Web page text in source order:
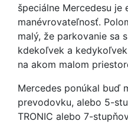
špeciálne Mercedesu je
manévrovateľnosť.
malý, že parkovanie sa
kdekoľvek a
na akom malom
Mercedes ponúkal buď
prevodovku, alebo 5-
TRONIC alebo 7-